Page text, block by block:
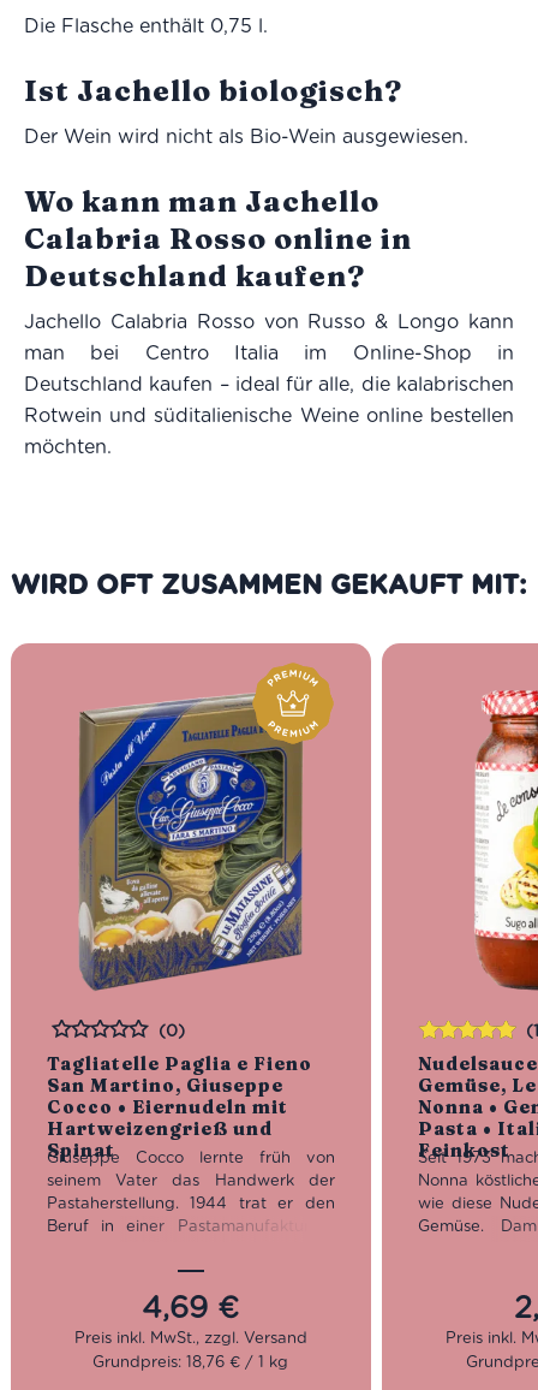
Die Flasche enthält 0,75 l.
Ist Jachello biologisch?
Der Wein wird nicht als Bio-Wein ausgewiesen.
Wo kann man Jachello
Calabria Rosso online in
Deutschland kaufen?
Jachello Calabria Rosso von Russo & Longo kann
man bei Centro Italia im Online-Shop in
Deutschland kaufen – ideal für alle, die kalabrischen
Rotwein und süditalienische Weine online bestellen
möchten.
WIRD OFT ZUSAMMEN GEKAUFT MIT:
Tagliatelle Paglia e Fieno
San Martino, Giuseppe
Cocco • Eiernudeln mit
Hartweizengrieß und
Spinat
Bewertet
(0)
Giuseppe Cocco lernte früh von
seinem Vater das Handwerk der
Pastaherstellung. 1944 trat er den
Beruf in einer Pastamanufaktur in
an. Doch durch die Zerstörung des
zweiten Weltkrieges wurde
Giuseppes Traum zum
Trümmerhaufen. Zwischen Schutt
und Asche rettete er also die letzten
4,69 €
Grundpreis: 18,76 € / 1 kg
Gemüse,
Nonna •
Pasta •
Feinkost
Seit 1973
Nonna
wie diese
Gemüse.
Emilia-
Grund dafür,
im
Bewertet
mit5.00von
5